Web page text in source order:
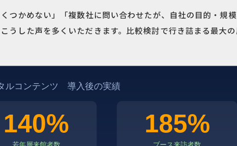
つかめない」「複数社に問い合わせたが、自社の目的・規
した声を多くいただきます。比較検討で行き詰まる最大